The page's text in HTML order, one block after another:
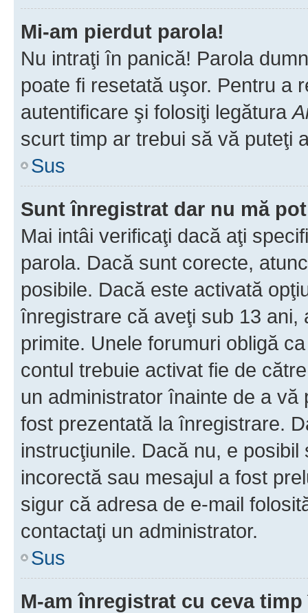
Mi-am pierdut parola!
Nu intraţi în panică! Parola
poate fi resetată uşor. Pentru a
autentificare şi folosiţi legătura
scurt timp ar trebui să vă puteţi
Sus
Sunt înregistrat dar nu mă
Mai intâi verificaţi dacă aţi
parola. Dacă sunt corecte,
posibile. Dacă este activată
înregistrare că aveţi sub 13
primite. Unele forumuri obligă
contul trebuie activat fie de
un administrator înainte de a
fost prezentată la înregistrare.
instrucţiunile. Dacă nu, e
incorectă sau mesajul a fost
sigur că adresa de e-mail
contactaţi un administrator.
Sus
M-am înregistrat cu ceva